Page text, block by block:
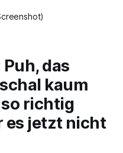
das
kaum
richtig
es jetzt nicht